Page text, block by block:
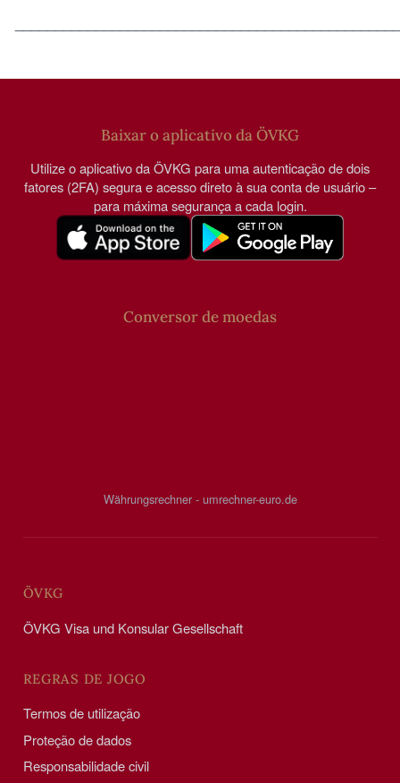
Baixar o aplicativo da ÖVKG
Utilize o aplicativo da ÖVKG para uma autenticação de dois
fatores (2FA) segura e acesso direto à sua conta de usuário –
para máxima segurança a cada login.
Conversor de moedas
Währungsrechner - umrechner-euro.de
ÖVKG
ÖVKG Visa und Konsular Gesellschaft
REGRAS DE JOGO
Termos de utilização
Proteção de dados
Responsabilidade civil